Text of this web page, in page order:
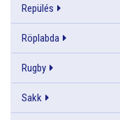
Repülés
Röplabda
Rugby
Sakk